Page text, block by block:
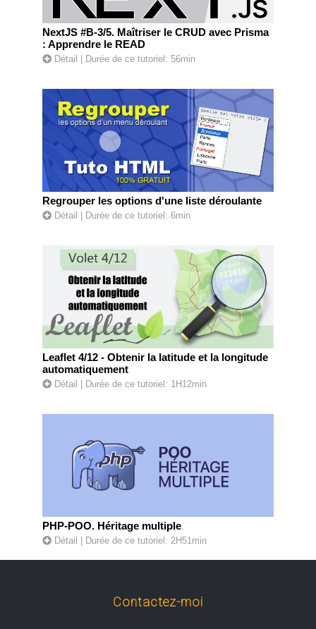
NextJS #B-3/5. Maîtriser le CRUD avec Prisma
: Apprendre le READ
Détail | Durée de ce tutoriel: 56min
Regrouper les options d'une liste déroulante
Détail | Durée de ce tutoriel: 6min
Leaflet 4/12 - Obtenir la latitude et la longitude
automatiquement
Détail | Durée de ce tutoriel: 1H12min
PHP-POO. Héritage multiple
Détail | Durée de ce tutoriel: 2H51min
Contactez-moi